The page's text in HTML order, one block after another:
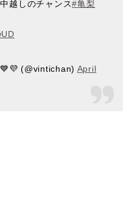
越しのチャンス#亀梨
(@vintichan) April